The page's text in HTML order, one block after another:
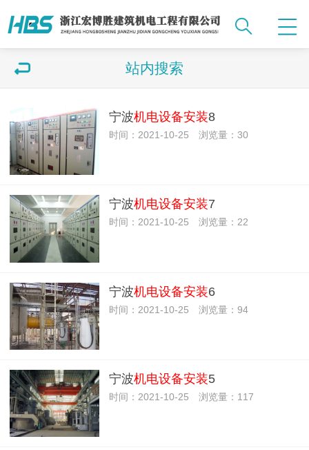
站内搜索
宁波机电设备安装8
时间：2021-10-25 浏览量：30
宁波机电设备安装7
时间：2021-10-25 浏览量：22
宁波机电设备安装6
时间：2021-10-25 浏览量：94
宁波机电设备安装5
时间：2021-10-25 浏览量：117